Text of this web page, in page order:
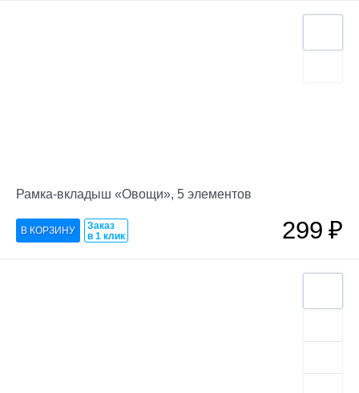
Рамка-вкладыш «Овощи», 5 элементов
Заказ
в 1 клик
299₽